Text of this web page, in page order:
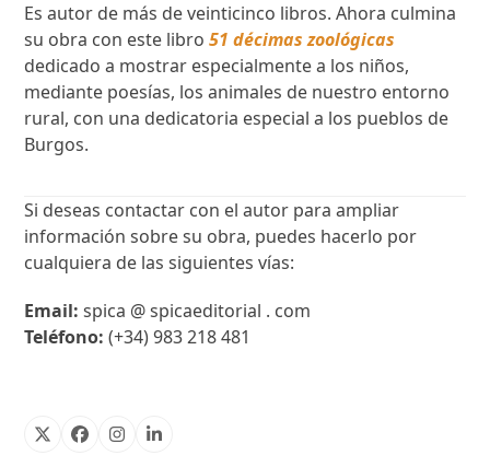
Es autor de más de veinticinco libros. Ahora culmina
su obra con este libro51 décimas zoológicas
dedicado a mostrar especialmente a los niños,
mediante poesías, los animales de nuestro entorno
rural, con una dedicatoria especial a los pueblos de
Burgos.
Si deseas contactar con el autor para ampliar
información sobre su obra, puedes hacerlo por
cualquiera de las siguientes vías:
Email:spica @ spicaeditorial . com
Teléfono:(+34) 983 218 481
X Facebook
Instagram
Linkedin